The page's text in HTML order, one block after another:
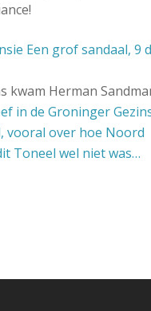
Een grof sandaal, 9
kwam Herman
in de Groninger
vooral over hoe Noord
Toneel wel niet was…